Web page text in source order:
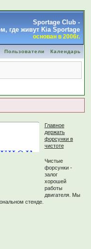
Sportage Club -
где живут Kia Sportage
основан в 2006г.
Пользователи Календарь
Главное
держать
форсунки в
чистоте
Чистые
форсунки -
залог
хорошей
работы
двигателя. Мы
стенде.